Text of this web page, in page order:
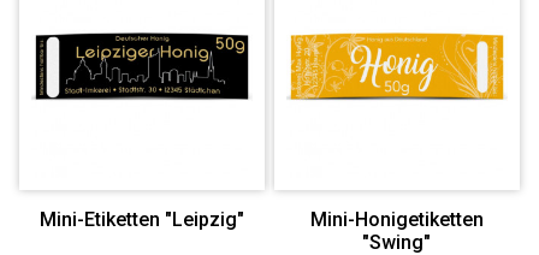
Mini-Etiketten "Leipzig"
Mini-Honigetiketten
"Swing"